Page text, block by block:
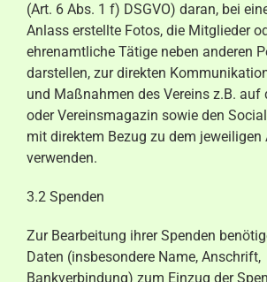
(Art. 6 Abs. 1 f) DSGVO) daran, bei
Anlass erstellte Fotos, die Mitglieder
ehrenamtliche Tätige neben anderen
darstellen, zur direkten
und Maßnahmen des Vereins z.B. auf
oder Vereinsmagazin sowie den
mit direktem Bezug zu dem jeweiligen
verwenden.
3.2 Spenden
Zur Bearbeitung ihrer Spenden
Daten (insbesondere Name, Anschrift,
Bankverbindung) zum Einzug der